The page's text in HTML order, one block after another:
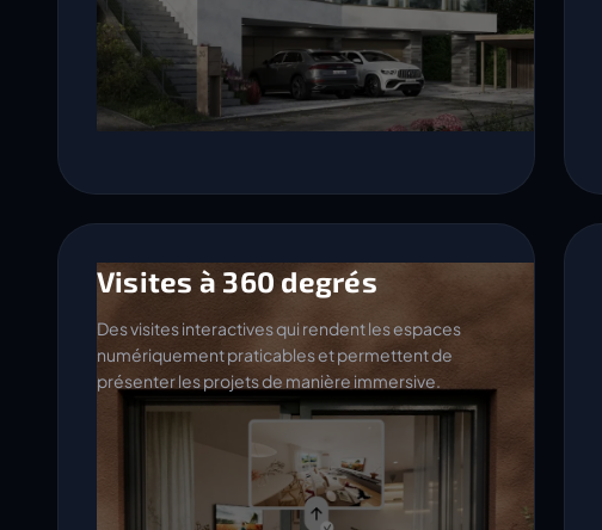
Visites à 360 degrés
Des visites interactives qui rendent les espaces
numériquement praticables et permettent de
présenter les projets de manière immersive.